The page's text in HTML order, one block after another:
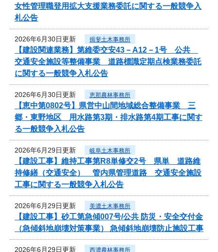
女性管理職登用拡大支援業務委託に関する一般競争入
札公告
2026年6月30日更新 揖斐土木事務所
【建設関連業務】第維委交安43－A12－1号 公共
交通安全施設等整備事業 道路標識定期点検業務委託
に関する一般競争入札公告
2026年6月30日更新 恵那農林事務所
【恵中第0802号】県営中山間地域総合整備事業 三
郷・東野地区 用水路第3期・排水路第4期工事に関す
る一般競争入札公告
2026年6月29日更新 岐阜土木事務所
【建設工事】維持工事第R8単修交2号 県単 道路維
持修繕（交通安全） 管内県管理道路 交通安全施設
工事に関する一般競争入札公告
2026年6月29日更新 美濃土木事務所
【建設工事】砂工第急傾007号/公共 防災・安全交付金
（急傾斜地崩壊対策事業） 急傾斜地崩壊防止施設工事
2026年6月29日更新 西濃農林事務所